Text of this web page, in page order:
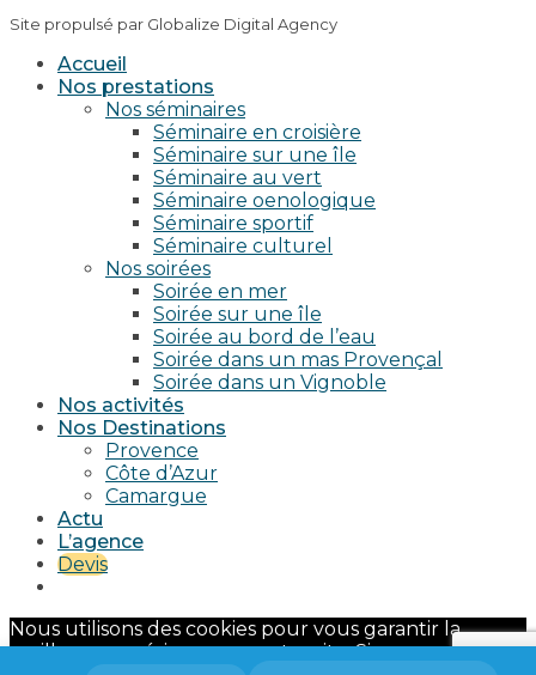
Site propulsé par Globalize Digital Agency
Accueil
Nos prestations
Nos séminaires
Séminaire en croisière
Séminaire sur une île
Séminaire au vert
Séminaire oenologique
Séminaire sportif
Séminaire culturel
Nos soirées
Soirée en mer
Soirée sur une île
Soirée au bord de l’eau
Soirée dans un mas Provençal
Soirée dans un Vignoble
Nos activités
Nos Destinations
Provence
Côte d’Azur
Camargue
Actu
L’agence
Devis
Nous utilisons des cookies pour vous garantir la
meilleure expérience sur notre site. Si vous continuez